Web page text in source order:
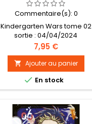
Commentaire(s):0
Kindergarten Wars tome 02
sortie : 04/04/2024
Prix
7,95 €
 Ajouter au panier
 En stock